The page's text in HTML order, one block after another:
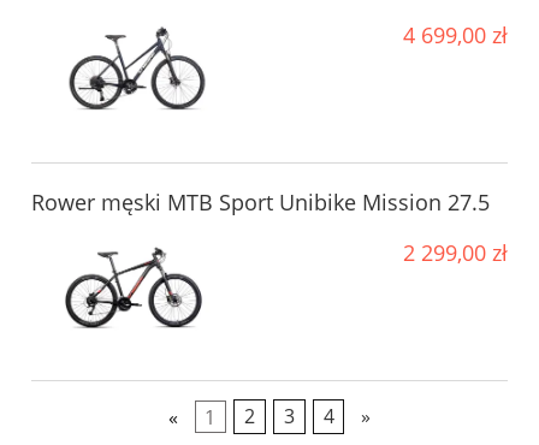
4 699,00 zł
Rower męski MTB Sport Unibike Mission 27.5
2 299,00 zł
« 1 2 3 4 »